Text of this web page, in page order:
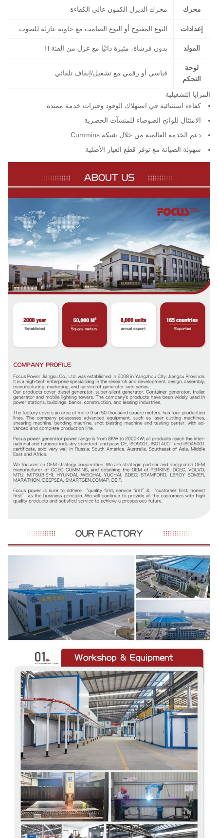
محرك محرك الديزل الكمون عالي الكفاءة
إعدادات النوع المفتوح أو النوع الصامت مع حاوية عازلة للصوت
المولد بدون فرشاة، مثيرة ذاتيًا مع عزل من الفئة H
لوحة
التحكم
قياسي أو رقمي مع تشغيل/إيقاف تلقائي
المزايا التشغيلية
كفاءة استثنائية في استهلاك الوقود وفترات خدمة ممتدة
الامتثال للوائح الضوضاء للمنشآت الحضرية
دعم الخدمة العالمية من خلال شبكة Cummins
سهولة الصيانة مع توفر قطع الغيار الأصلية